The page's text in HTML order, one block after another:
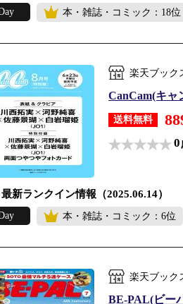
本・雑誌・コミック：18位
楽天ブック
CanCam(キャ
送料無料
0
最新ランクイン情報（2025.06.14）
本・雑誌・コミック：6位
楽天ブック
BE-PAL(ビー